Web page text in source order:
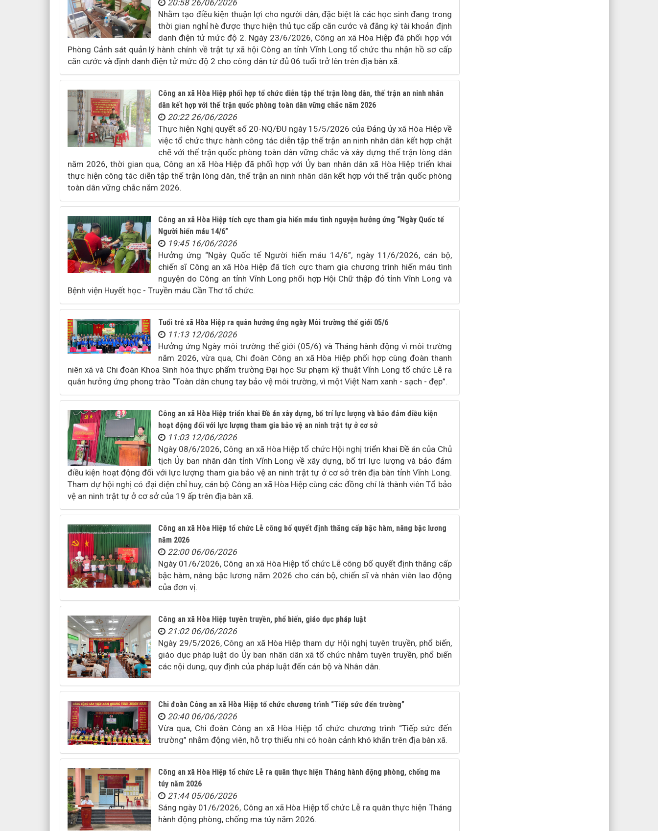
20:58 26/06/2026
Nhằm tạo điều kiện thuận lợi cho người dân, đặc biệt là các học sinh đang trong
thời gian nghỉ hè được thực hiện thủ tục cấp căn cước và đăng ký tài khoản định
danh điện tử mức độ 2. Ngày 23/6/2026, Công an xã Hòa Hiệp đã phối hợp với
Phòng Cảnh sát quản lý hành chính về trật tự xã hội Công an tỉnh Vĩnh Long tổ chức thu nhận hồ sơ cấp
căn cước và định danh điện tử mức độ 2 cho công dân từ đủ 06 tuổi trở lên trên địa bàn xã.
Công an xã Hòa Hiệp phối hợp tổ chức diễn tập thế trận lòng dân, thế trận an ninh nhân
dân kết hợp với thế trận quốc phòng toàn dân vững chắc năm 2026
20:22 26/06/2026
Thực hiện Nghị quyết số 20-NQ/ĐU ngày 15/5/2026 của Đảng ủy xã Hòa Hiệp về
việc tổ chức thực hành công tác diễn tập thế trận an ninh nhân dân kết hợp chặt
chẽ với thế trận quốc phòng toàn dân vững chắc và xây dựng thế trận lòng dân
năm 2026, thời gian qua, Công an xã Hòa Hiệp đã phối hợp với Ủy ban nhân dân xã Hòa Hiệp triển khai
thực hiện công tác diễn tập thế trận lòng dân, thế trận an ninh nhân dân kết hợp với thế trận quốc phòng
toàn dân vững chắc năm 2026.
Công an xã Hòa Hiệp tích cực tham gia hiến máu tình nguyện hưởng ứng “Ngày Quốc tế
Người hiến máu 14/6”
19:45 16/06/2026
Hưởng ứng “Ngày Quốc tế Người hiến máu 14/6”, ngày 11/6/2026, cán bộ,
chiến sĩ Công an xã Hòa Hiệp đã tích cực tham gia chương trình hiến máu tình
nguyện do Công an tỉnh Vĩnh Long phối hợp Hội Chữ thập đỏ tỉnh Vĩnh Long và
Bệnh viện Huyết học - Truyền máu Cần Thơ tổ chức.
Tuổi trẻ xã Hòa Hiệp ra quân hưởng ứng ngày Môi trường thế giới 05/6
11:13 12/06/2026
Hưởng ứng Ngày môi trường thế giới (05/6) và Tháng hành động vì môi trường
năm 2026, vừa qua, Chi đoàn Công an xã Hòa Hiệp phối hợp cùng đoàn thanh
niên xã và Chi đoàn Khoa Sinh hóa thực phẩm trường Đại học Sư phạm kỹ thuật Vĩnh Long tổ chức Lễ ra
quân hưởng ứng phong trào “Toàn dân chung tay bảo vệ môi trường, vì một Việt Nam xanh - sạch - đẹp”.
Công an xã Hòa Hiệp triển khai Đề án xây dựng, bố trí lực lượng và bảo đảm điều kiện
hoạt động đối với lực lượng tham gia bảo vệ an ninh trật tự ở cơ sở
11:03 12/06/2026
Ngày 08/6/2026, Công an xã Hòa Hiệp tổ chức Hội nghị triển khai Đề án của Chủ
tịch Ủy ban nhân dân tỉnh Vĩnh Long về xây dựng, bố trí lực lượng và bảo đảm
điều kiện hoạt động đối với lực lượng tham gia bảo vệ an ninh trật tự ở cơ sở trên địa bàn tỉnh Vĩnh Long.
Tham dự hội nghị có đại diện chỉ huy, cán bộ Công an xã Hòa Hiệp cùng các đồng chí là thành viên Tổ bảo
vệ an ninh trật tự ở cơ sở của 19 ấp trên địa bàn xã.
Công an xã Hòa Hiệp tổ chức Lễ công bố quyết định thăng cấp bậc hàm, nâng bậc lương
năm 2026
22:00 06/06/2026
Ngày 01/6/2026, Công an xã Hòa Hiệp tổ chức Lễ công bố quyết định thăng cấp
bậc hàm, nâng bậc lương năm 2026 cho cán bộ, chiến sĩ và nhân viên lao động
của đơn vị.
Công an xã Hòa Hiệp tuyên truyền, phổ biến, giáo dục pháp luật
21:02 06/06/2026
Ngày 29/5/2026, Công an xã Hòa Hiệp tham dự Hội nghị tuyên truyền, phổ biến,
giáo dục pháp luật do Ủy ban nhân dân xã tổ chức nhằm tuyên truyền, phổ biến
các nội dung, quy định của pháp luật đến cán bộ và Nhân dân.
Chi đoàn Công an xã Hòa Hiệp tổ chức chương trình “Tiếp sức đến trường”
20:40 06/06/2026
Vừa qua, Chi đoàn Công an xã Hòa Hiệp tổ chức chương trình “Tiếp sức đến
trường” nhằm động viên, hỗ trợ thiếu nhi có hoàn cảnh khó khăn trên địa bàn xã.
Công an xã Hòa Hiệp tổ chức Lễ ra quân thực hiện Tháng hành động phòng, chống ma
túy năm 2026
21:44 05/06/2026
Sáng ngày 01/6/2026, Công an xã Hòa Hiệp tổ chức Lễ ra quân thực hiện Tháng
hành động phòng, chống ma túy năm 2026.